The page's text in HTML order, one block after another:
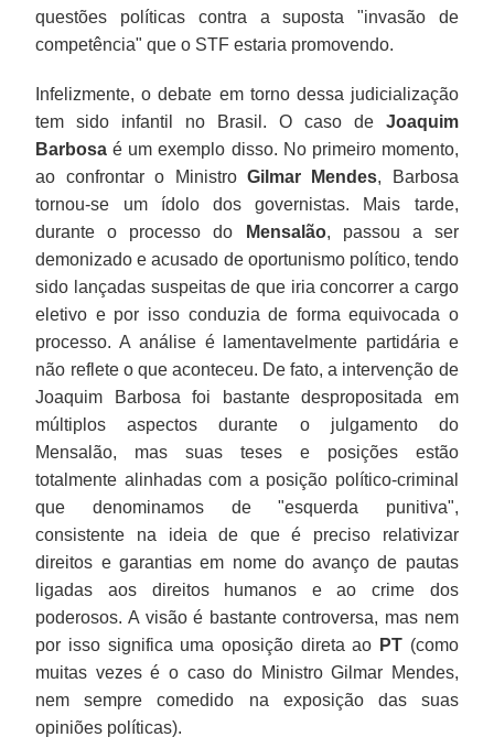
questões políticas contra a suposta "invasão de
competência" que o STF estaria promovendo.
Infelizmente, o debate em torno dessa judicialização
tem sido infantil no Brasil. O caso de Joaquim
Barbosa é um exemplo disso. No primeiro momento,
ao confrontar o Ministro Gilmar Mendes, Barbosa
tornou-se um ídolo dos governistas. Mais tarde,
durante o processo do
Mensalão, passou a ser
demonizado e acusado de oportunismo político, tendo
sido lançadas suspeitas de que iria concorrer a cargo
eletivo e por isso conduzia de forma equivocada o
processo. A análise é lamentavelmente partidária e
não reflete o que aconteceu. De fato, a intervenção de
Joaquim Barbosa foi bastante despropositada em
múltiplos aspectos durante o julgamento do
Mensalão, mas suas teses e posições estão
totalmente alinhadas com a posição político-criminal
que denominamos de "esquerda punitiva",
consistente na ideia de que é preciso relativizar
direitos e garantias em nome do avanço de pautas
ligadas aos direitos humanos e ao crime dos
poderosos. A visão é bastante controversa, mas nem
por isso significa uma oposição direta ao PT(como
muitas vezes é o caso do Ministro Gilmar Mendes,
nem sempre comedido na exposição das suas
opiniões políticas).